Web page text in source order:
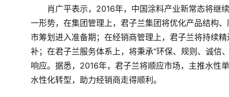
肖广平表示，2016年，中国涂料产业新常态将继
一形势，在集团管理上，君子兰集团将优化产品结构
市筹划进入准备期；在经销商管理上，君子兰将持续
补；在君子兰服务体系上，将秉承“环保、规则、诚信
响应。据悉，2016年，君子兰将顺应市场，主推水性
水性化转型，助力经销商走得顺利。